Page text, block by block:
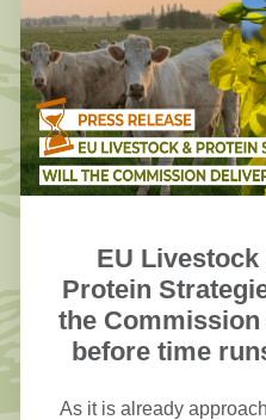
EU Livestock
Protein
the
before time
As it is already